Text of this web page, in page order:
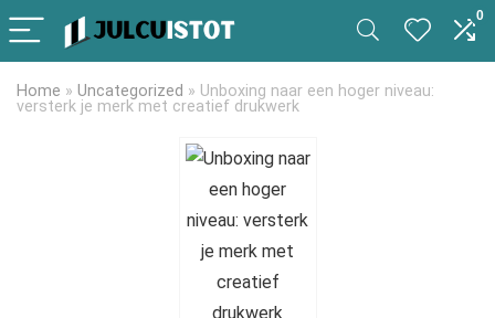
0
Home » Uncategorized » Unboxing naar een hoger niveau:
versterk je merk met creatief drukwerk